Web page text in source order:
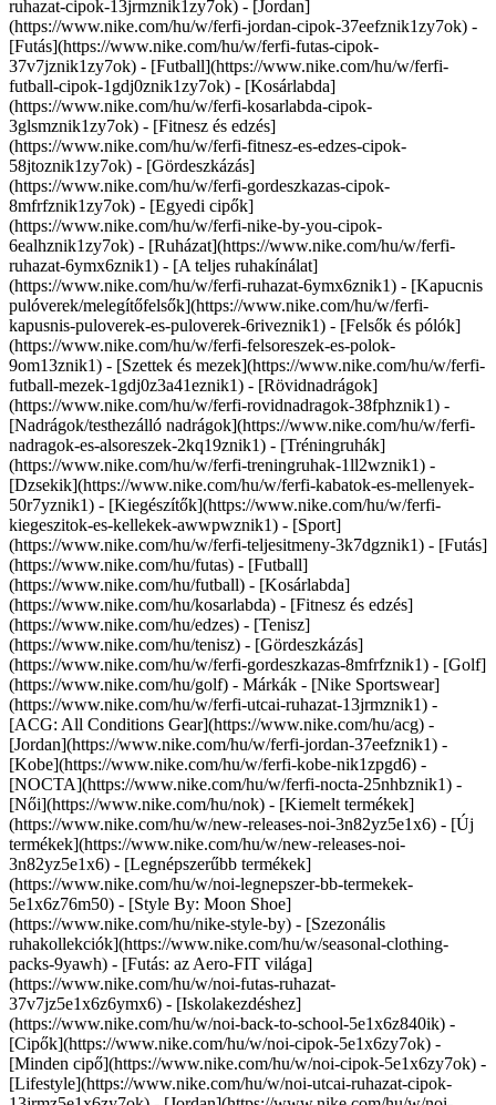
ruhazat-cipok-13jrmznik1zy7ok) - [Jordan]
(https://www.nike.com/hu/w/ferfi-jordan-cipok-37eefznik1zy7ok) -
[Futás](https://www.nike.com/hu/w/ferfi-futas-cipok-
37v7jznik1zy7ok) - [Futball](https://www.nike.com/hu/w/ferfi-
futball-cipok-1gdj0znik1zy7ok) - [Kosárlabda]
(https://www.nike.com/hu/w/ferfi-kosarlabda-cipok-
3glsmznik1zy7ok) - [Fitnesz és edzés]
(https://www.nike.com/hu/w/ferfi-fitnesz-es-edzes-cipok-
58jtoznik1zy7ok) - [Gördeszkázás]
(https://www.nike.com/hu/w/ferfi-gordeszkazas-cipok-
8mfrfznik1zy7ok) - [Egyedi cipők]
(https://www.nike.com/hu/w/ferfi-nike-by-you-cipok-
6ealhznik1zy7ok) - [Ruházat](https://www.nike.com/hu/w/ferfi-
ruhazat-6ymx6znik1) - [A teljes ruhakínálat]
(https://www.nike.com/hu/w/ferfi-ruhazat-6ymx6znik1) - [Kapucnis
pulóverek/melegítőfelsők](https://www.nike.com/hu/w/ferfi-
kapusnis-puloverek-es-puloverek-6riveznik1) - [Felsők és pólók]
(https://www.nike.com/hu/w/ferfi-felsoreszek-es-polok-
9om13znik1) - [Szettek és mezek](https://www.nike.com/hu/w/ferfi-
futball-mezek-1gdj0z3a41eznik1) - [Rövidnadrágok]
(https://www.nike.com/hu/w/ferfi-rovidnadragok-38fphznik1) -
[Nadrágok/testhezálló nadrágok](https://www.nike.com/hu/w/ferfi-
nadragok-es-alsoreszek-2kq19znik1) - [Tréningruhák]
(https://www.nike.com/hu/w/ferfi-treningruhak-1ll2wznik1) -
[Dzsekik](https://www.nike.com/hu/w/ferfi-kabatok-es-mellenyek-
50r7yznik1) - [Kiegészítők](https://www.nike.com/hu/w/ferfi-
kiegeszitok-es-kellekek-awwpwznik1) - [Sport]
(https://www.nike.com/hu/w/ferfi-teljesitmeny-3k7dgznik1) - [Futás]
(https://www.nike.com/hu/futas) - [Futball]
(https://www.nike.com/hu/futball) - [Kosárlabda]
(https://www.nike.com/hu/kosarlabda) - [Fitnesz és edzés]
(https://www.nike.com/hu/edzes) - [Tenisz]
(https://www.nike.com/hu/tenisz) - [Gördeszkázás]
(https://www.nike.com/hu/w/ferfi-gordeszkazas-8mfrfznik1) - [Golf]
(https://www.nike.com/hu/golf) - Márkák - [Nike Sportswear]
(https://www.nike.com/hu/w/ferfi-utcai-ruhazat-13jrmznik1) -
[ACG: All Conditions Gear](https://www.nike.com/hu/acg) -
[Jordan](https://www.nike.com/hu/w/ferfi-jordan-37eefznik1) -
[Kobe](https://www.nike.com/hu/w/ferfi-kobe-nik1zpgd6) -
[NOCTA](https://www.nike.com/hu/w/ferfi-nocta-25nhbznik1) -
[Női](https://www.nike.com/hu/nok) - [Kiemelt termékek]
(https://www.nike.com/hu/w/new-releases-noi-3n82yz5e1x6) - [Új
termékek](https://www.nike.com/hu/w/new-releases-noi-
3n82yz5e1x6) - [Legnépszerűbb termékek]
(https://www.nike.com/hu/w/noi-legnepszer-bb-termekek-
5e1x6z76m50) - [Style By: Moon Shoe]
(https://www.nike.com/hu/nike-style-by) - [Szezonális
ruhakollekciók](https://www.nike.com/hu/w/seasonal-clothing-
packs-9yawh) - [Futás: az Aero-FIT világa]
(https://www.nike.com/hu/w/noi-futas-ruhazat-
37v7jz5e1x6z6ymx6) - [Iskolakezdéshez]
(https://www.nike.com/hu/w/noi-back-to-school-5e1x6z840ik) -
[Cipők](https://www.nike.com/hu/w/noi-cipok-5e1x6zy7ok) -
[Minden cipő](https://www.nike.com/hu/w/noi-cipok-5e1x6zy7ok) -
[Lifestyle](https://www.nike.com/hu/w/noi-utcai-ruhazat-cipok-